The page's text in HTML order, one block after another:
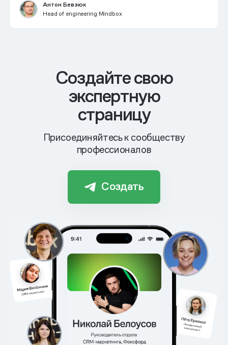
Антон Бевзюк
Head of engineering Mindbox
Cоздайте свою
экспертную
страницу
Присоединяйтесь к сообществу
профессионалов
Создать